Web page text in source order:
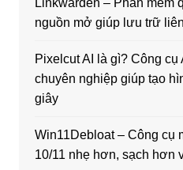
Linkwarden – Phần mềm
nguồn mở giúp lưu trữ
Pixelcut AI là gì? Công
chuyên nghiệp giúp tạo
giây
Win11Debloat – Công cụ
10/11 nhẹ hơn, sạch hơn